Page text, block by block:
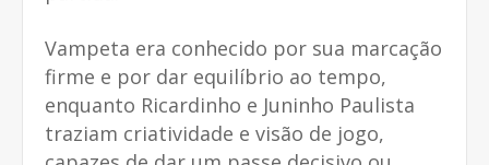
Vampeta era conhecido por sua marcação
firme e por dar equilíbrio ao tempo,
enquanto Ricardinho e Juninho Paulista
traziam criatividade e visão de jogo,